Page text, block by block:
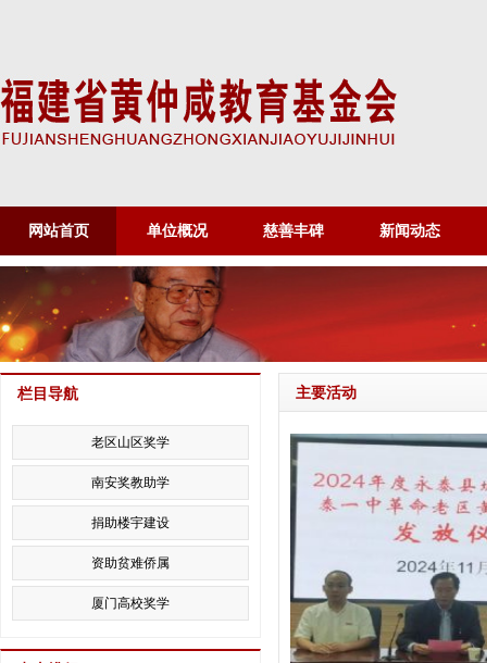
网站首页 单位概况 慈善丰碑 新闻动态
主要活动
栏目导航
老区山区奖学
南安奖教助学
捐助楼宇建设
资助贫难侨属
厦门高校奖学